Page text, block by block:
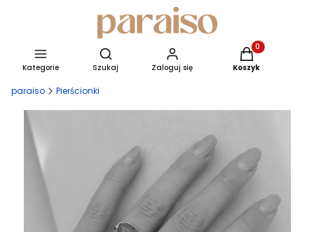
Kategorie
Otwórz wyszukiwarkę
Szukaj Zaloguj się
Produkty w
Koszyk
paraiso Pierścionki